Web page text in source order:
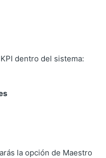
dentro del sistema:
la opción de Maestro